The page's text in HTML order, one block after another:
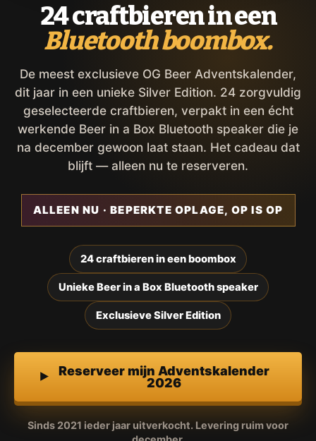
24 craftbieren in een
Bluetooth boombox.
De meest exclusieve OG Beer Adventskalender,
dit jaar in een unieke Silver Edition. 24 zorgvuldig
geselecteerde craftbieren, verpakt in een écht
werkende Beer in a Box Bluetooth speaker die je
na december gewoon laat staan. Het cadeau dat
blijft — alleen nu te reserveren.
ALLEEN NU · BEPERKTE OPLAGE, OP IS OP
24 craftbieren in een boombox
Unieke Beer in a Box Bluetooth speaker
Exclusieve Silver Edition
Reserveer mijn Adventskalender
2026
Sinds 2021 ieder jaar uitverkocht. Levering ruim voor